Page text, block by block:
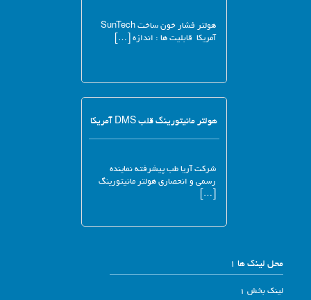
هولتر فشار خون ساخت SunTech
آمریکا قابلیت ها : اندازه […]
هولتر مانیتورینگ قلب DMS آمریکا
شرکت آریا طب پیشرفته نماینده
رسمی و انحصاری هولتر مانیتورینگ
[…]
محل لینک ها 1
لینک بخش 1